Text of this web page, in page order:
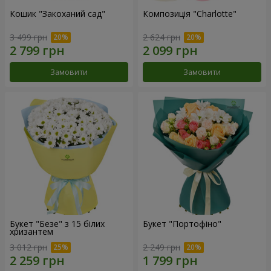
Кошик "Закоханий сад"
3 499 грн
Замовити
Композиція "Charlotte"
2 624 грн
Замовити
Букет "Безе" з 15 білих
хризантем
3 012 грн
Букет "Портофіно"
2 249 грн